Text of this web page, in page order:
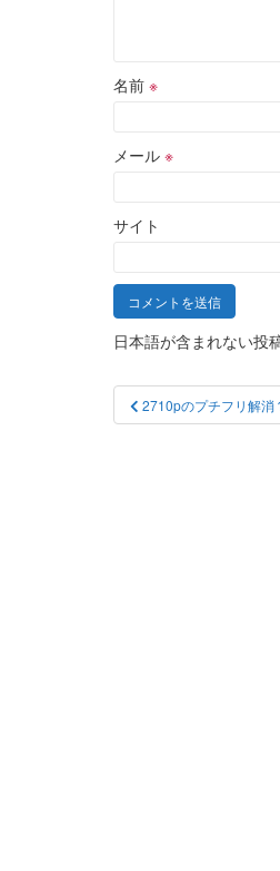
名前 ※
メール ※
サイト
日本語が含まれない投
投
稿
2710pのプチフリ解消